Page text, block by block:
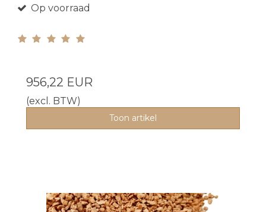
Op voorraad
956,22 EUR
(excl. BTW)
Toon artikel